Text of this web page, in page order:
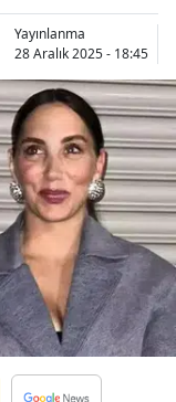
Yayınlanma
28 Aralık 2025 - 18:45